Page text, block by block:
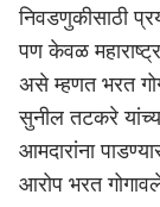
निवडणुकीसाठी
पण केवळ
असे म्हणत भरत
सुनील तटकरे
आमदारांना
आरोप भरत